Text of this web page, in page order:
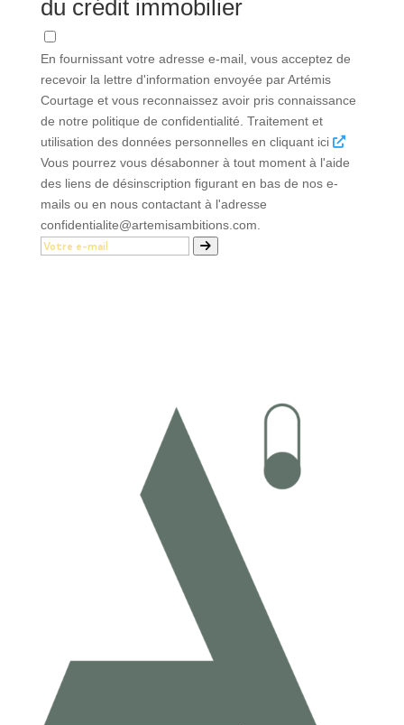
du crédit immobilier
En fournissant votre adresse e-mail, vous acceptez de
recevoir la lettre d'information envoyée par Artémis
Courtage et vous reconnaissez avoir pris connaissance
de notre politique de confidentialité. Traitement et
utilisation des données personnelles en cliquant ici
Vous pourrez vous désabonner à tout moment à l'aide
des liens de désinscription figurant en bas de nos e-
mails ou en nous contactant à l'adresse
confidentialite@artemisambitions.com.